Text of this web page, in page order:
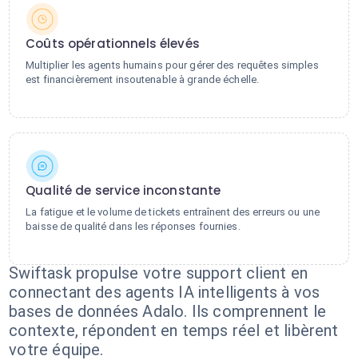
Coûts opérationnels élevés
Multiplier les agents humains pour gérer des requêtes simples
est financièrement insoutenable à grande échelle.
Qualité de service inconstante
La fatigue et le volume de tickets entraînent des erreurs ou une
baisse de qualité dans les réponses fournies.
Swiftask propulse votre support client en
connectant des agents IA intelligents à vos
bases de données Adalo. Ils comprennent le
contexte, répondent en temps réel et libèrent
votre équipe.